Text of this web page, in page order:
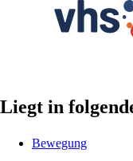
Liegt in
Bewegung